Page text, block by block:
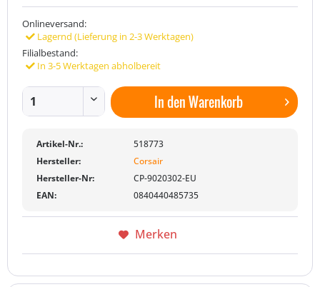
Onlineversand:
Lagernd (Lieferung in 2-3 Werktagen)
Filialbestand:
In 3-5 Werktagen abholbereit
In denWarenkorb
Artikel-Nr.:
518773
Hersteller:
Corsair
Hersteller-Nr:
CP-9020302-EU
EAN:
0840440485735
Merken